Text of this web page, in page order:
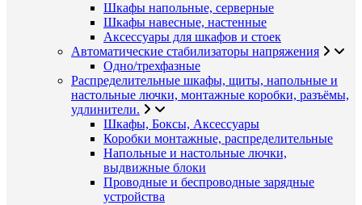
Шкафы напольные, серверные
Шкафы навесные, настенные
Аксессуары для шкафов и стоек
Автоматические стабилизаторы напряжения
Одно/трехфазные
Распределительные шкафы, щиты, напольные и
настольные лючки, монтажные коробки, разъёмы,
удлинители.
Шкафы, Боксы, Аксессуары
Коробки монтажные, распределительные
Напольные и настольные лючки,
выдвижные блоки
Проводные и беспроводные зарядные
устройства